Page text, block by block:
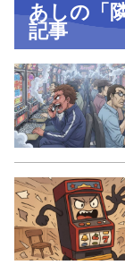
あしの「
記事